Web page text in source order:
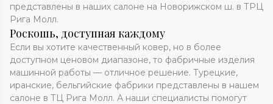
представлены в наших салоне на Новорижском ш. в ТРЦ
Рига Молл.
Роскошь, доступная каждому
Если вы хотите качественный ковер, но в более
доступном ценовом диапазоне, то фабричные изделия
машинной работы — отличное решение. Турецкие,
иранские, бельгийские фабрики представлены в нашем
салоне в ТЦ Рига Молл. А наши специалисты помогут